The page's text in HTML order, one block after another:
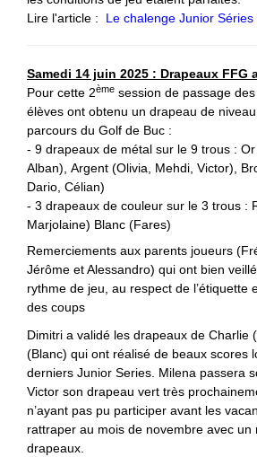
Lire l'article : Le chalenge Junior
Samedi 14 juin 2025 : Drapeaux FFG
Pour cette 2ème session de passage
élèves ont obtenu un drapeau de
parcours du Golf de Buc :
- 9 drapeaux de métal sur le 9 trous :
Alban), Argent (Olivia, Mehdi, Victor),
Dario, Célian)
- 3 drapeaux de couleur sur le 3 trous :
Marjolaine) Blanc (Fares)
Remerciements aux parents joueurs
Jérôme et Alessandro) qui ont bien
rythme de jeu, au respect de l’étiquette
des coups
Dimitri a validé les drapeaux de Charlie
(Blanc) qui ont réalisé de beaux scores
derniers Junior Series. Milena passera
Victor son drapeau vert très
n’ayant pas pu participer avant les
rattraper au mois de novembre avec un
drapeaux.